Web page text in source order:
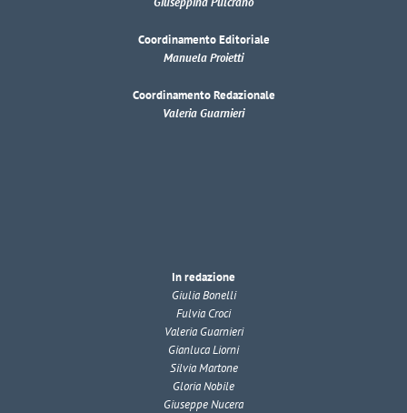
Coordinamento Editoriale
Manuela Proietti
Coordinamento Redazionale
Valeria Guarnieri
In redazione
Giulia Bonelli
Fulvia Croci
Valeria Guarnieri
Gianluca Liorni
Silvia Martone
Gloria Nobile
Giuseppe Nucera